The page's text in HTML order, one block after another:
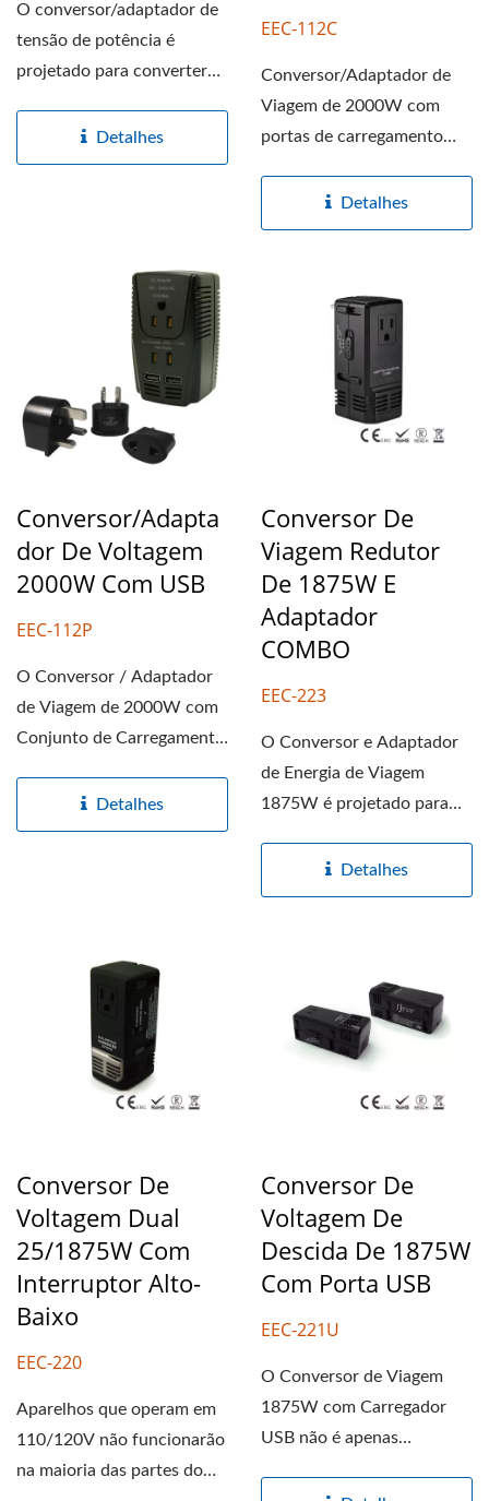
O conversor/adaptador de
tensão de potência é
projetado para converter
Detalhes
EEC-112C
Conversor/Adaptador de
Viagem de 2000W com
portas de carregamento
projetado...Detalhes
Conversor/Adapta
Dor De Voltagem
2000W Com USB
EEC-112P
O Conversor / Adaptador
de Viagem de 2000W com
Conjunto de Carregamento
projetado...Detalhes
Conversor De
Viagem Redutor
De 1875W E
Adaptador
COMBO
EEC-223
O Conversor e Adaptador
de Energia de Viagem
1875W é projetado para
Detalhes
Conversor De
Voltagem Dual
25/1875W Com
Interruptor Alto-
Baixo
EEC-220
Aparelhos que operam em
110/120V não funcionarão
na maioria das partes do
Conversor De
Voltagem De
Descida De 1875W
Com Porta USB
EEC-221U
O Conversor de Viagem
1875W com Carregador
USB não é apenas